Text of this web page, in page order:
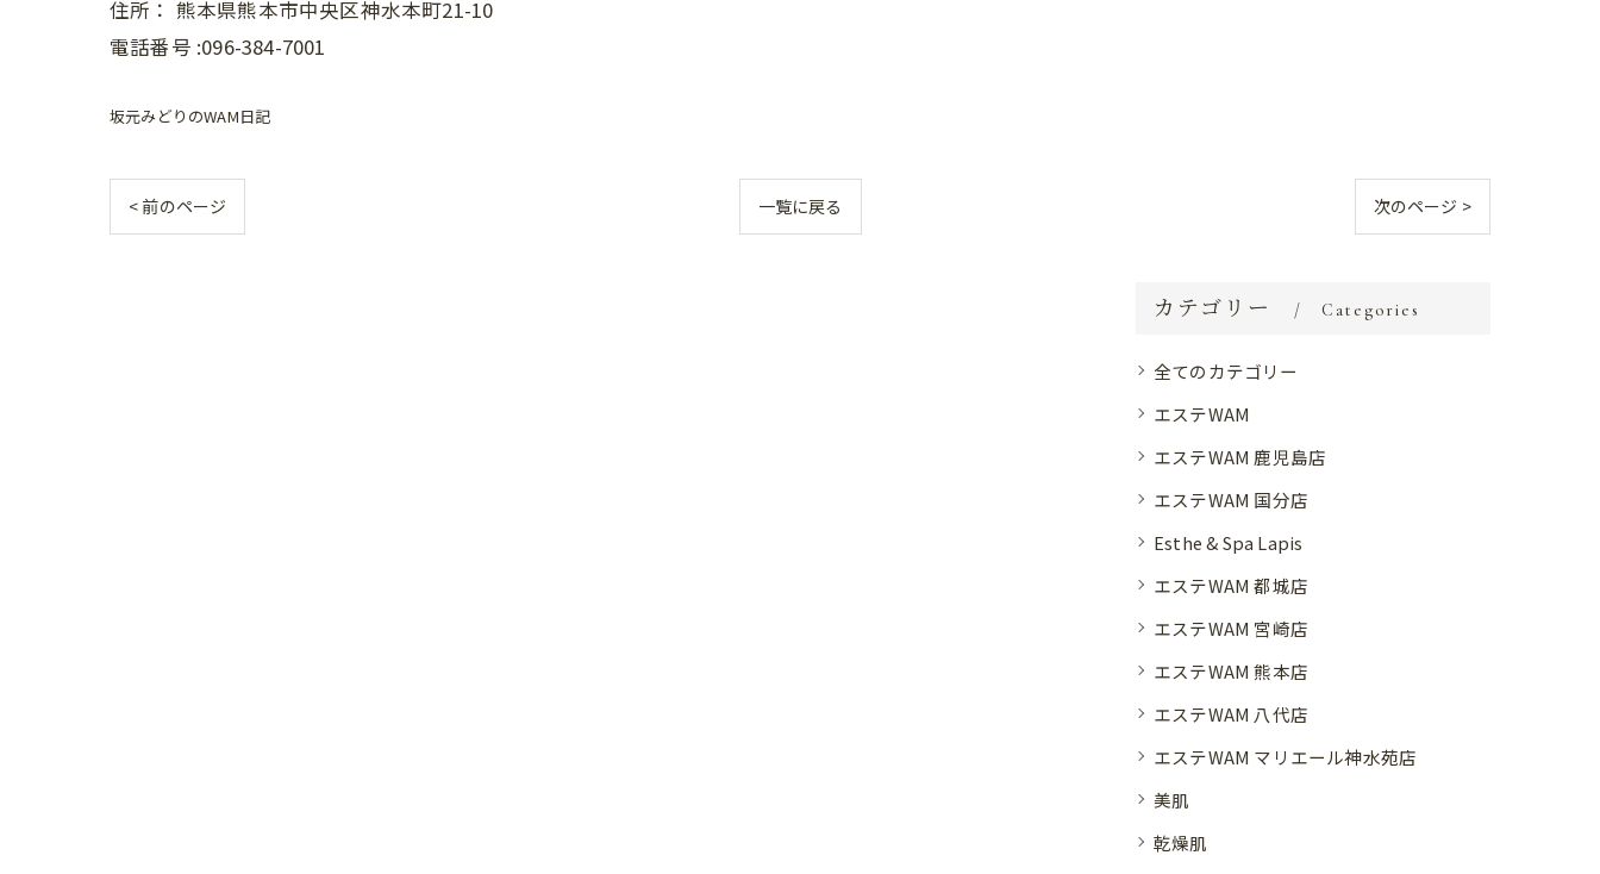
住所： 熊本県熊本市中央区神水本町21-10
電話番号 :096-384-7001
坂元みどりのWAM日記
< 前のページ 一覧に戻る 次のページ >
カテゴリー Categories
全てのカテゴリー
エステWAM
エステWAM 鹿児島店
エステWAM 国分店
Esthe & Spa Lapis
エステWAM 都城店
エステWAM 宮崎店
エステWAM 熊本店
エステWAM 八代店
エステWAM マリエール神水苑店
美肌
乾燥肌